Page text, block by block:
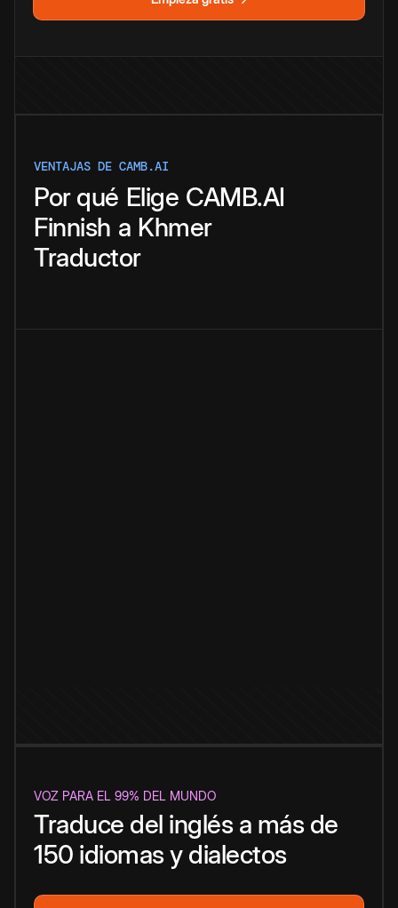
VENTAJAS DE CAMB.AI
Por qué Elige CAMB.AI
Finnish a Khmer
Traductor
VOZ PARA EL 99% DEL MUNDO
Traduce del inglés a más de
150 idiomas y dialectos